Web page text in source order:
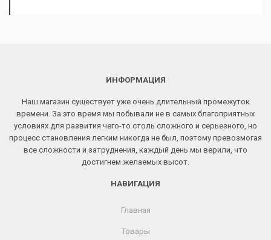
ИНФОРМАЦИЯ
Наш магазин существует уже очень длительный промежуток
времени. За это время мы побывали не в самых благоприятных
условиях для развития чего-то столь сложного и серьезного, но
процесс становления легким никогда не был, поэтому превозмогая
все сложности и затруднения, каждый день мы верили, что
достигнем желаемых высот.
НАВИГАЦИЯ
Главная
Товары